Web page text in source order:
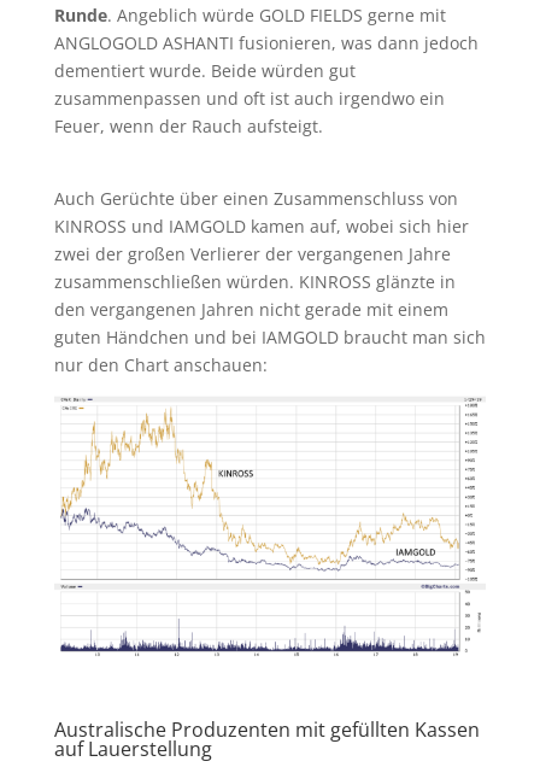
Runde. Angeblich würde GOLD FIELDS gerne mit
ANGLOGOLD ASHANTI fusionieren, was dann jedoch
dementiert wurde. Beide würden gut
zusammenpassen und oft ist auch irgendwo ein
Feuer, wenn der Rauch aufsteigt.
Auch Gerüchte über einen Zusammenschluss von
KINROSS und IAMGOLD kamen auf, wobei sich hier
zwei der großen Verlierer der vergangenen Jahre
zusammenschließen würden. KINROSS glänzte in
den vergangenen Jahren nicht gerade mit einem
guten Händchen und bei IAMGOLD braucht man sich
nur den Chart anschauen:
Australische Produzenten mit gefüllten Kassen
auf Lauerstellung